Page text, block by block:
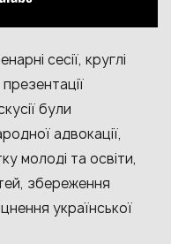
сесії, круглі
були
адвокації,
молоді та освіти,
збереження
української